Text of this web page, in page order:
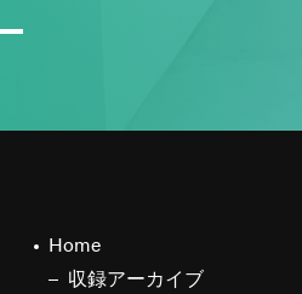
Home
収録アーカイブ